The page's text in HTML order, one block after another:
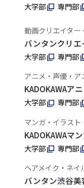
大学部 専門部
動画クリエイタ
バンタンクリエ
大学部 専門部
アニメ・声優・ア
KADOKAWAア
大学部 専門部
マンガ・イラス
KADOKAWAマ
大学部 専門部
ヘアメイク・ネイ
バンタン渋谷美